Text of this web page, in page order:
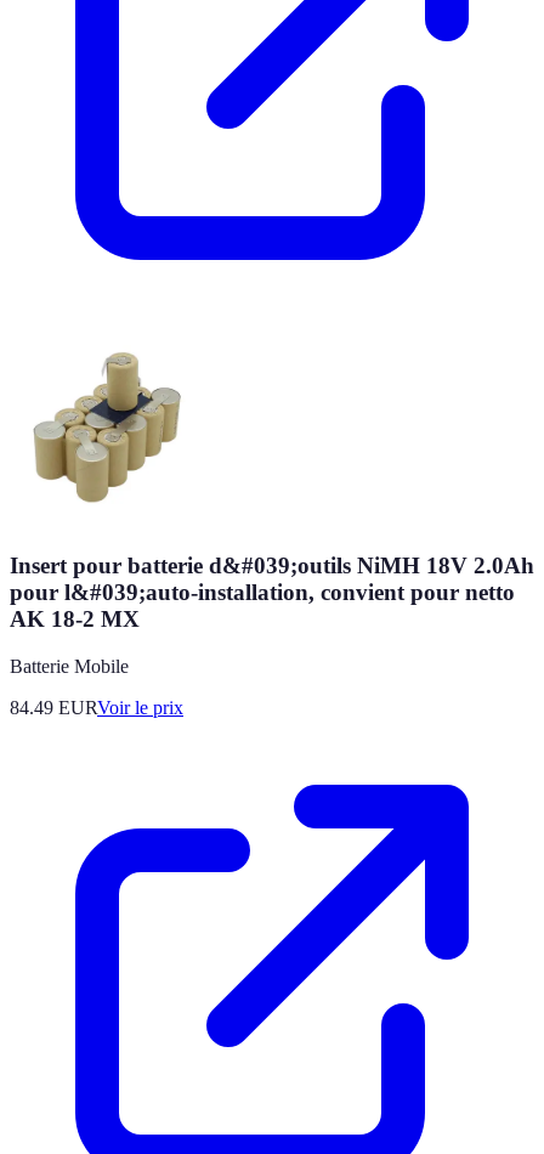
Insert pour batterie d&#039;outils NiMH 18V 2.0Ah
pour l&#039;auto-installation, convient pour netto
AK 18-2 MX
Batterie Mobile
84.49 EURVoir le prix